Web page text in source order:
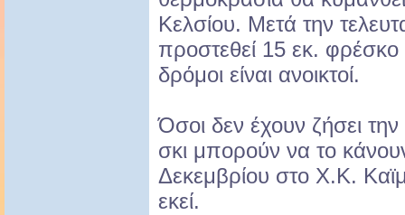
Κελσίου. Μετά την
προστεθεί 15 εκ. φρέσκο
δρόμοι είναι ανοικτοί.
Όσοι δεν έχουν ζήσει την
σκι μπορούν να το
Δεκεμβρίου στο Χ.Κ.
εκεί.